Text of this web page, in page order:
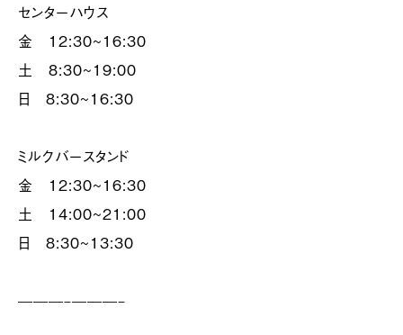
センターハウス
金 12:30~16:30
土 8:30~19:00
日 8:30~16:30
ミルクバースタンド
金 12:30~16:30
土 14:00~21:00
日 8:30~13:30
———–———–